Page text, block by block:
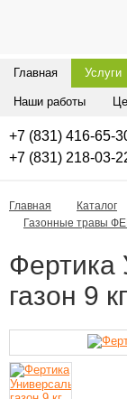
Главная Услуги
Наши работы
+7 (831) 416-65-
+7 (831) 218-03-
Главная Каталог
Газонные травы
Фертика
газон 9 кг